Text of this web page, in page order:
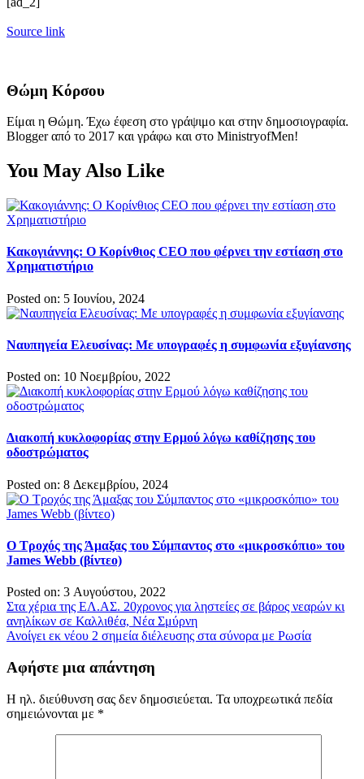
Source link
Θώμη Κόρσου
Είμαι η Θώμη. Έχω έφεση στο γράψιμο και στην δημοσιογραφία.
Blogger από το 2017 και γράφω και στο MinistryofMen!
You May Also Like
Κακογιάννης: Ο Κορίνθιος CEO που φέρνει την εστίαση στο
Χρηματιστήριο
Posted on: 5 Ιουνίου, 2024
Ναυπηγεία Ελευσίνας: Με υπογραφές η συμφωνία εξυγίανσης
Posted on: 10 Νοεμβρίου, 2022
Διακοπή κυκλοφορίας στην Ερμού λόγω καθίζησης του
οδοστρώματος
Posted on: 8 Δεκεμβρίου, 2024
O Τροχός της Άμαξας του Σύμπαντος στο «μικροσκόπιο» του
James Webb (βίντεο)
Posted on: 3 Αυγούστου, 2022
Πλοήγηση
άρθρων
Στα χέρια της ΕΛ.ΑΣ. 20χρονος για ληστείες σε βάρος νεαρών κι
ανηλίκων σε Καλλιθέα, Νέα Σμύρνη
Ανοίγει εκ νέου 2 σημεία διέλευσης στα σύνορα με Ρωσία
Αφήστε μια απάντηση
Η ηλ. διεύθυνση σας δεν δημοσιεύεται. Τα υποχρεωτικά πεδία
σημειώνονται με *